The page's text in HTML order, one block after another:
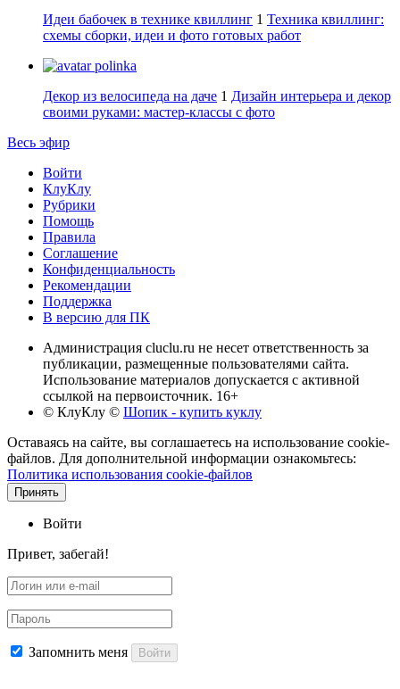
Идеи бабочек в технике квиллинг 1 Техника квиллинг:
схемы сборки, идеи и фото готовых работ
polinka
Декор из велосипеда на даче 1 Дизайн интерьера и декор
своими руками: мастер-классы с фото
Весь эфир
Войти
КлуКлу
Рубрики
Помощь
Правила
Соглашение
Конфиденциальность
Рекомендации
Поддержка
В версию для ПК
Администрация cluclu.ru не несет ответственность за
публикации, размещенные пользователями сайта.
Использование материалов допускается с активной
ссылкой на первоисточник. 16+
© КлуКлу © Шопик - купить куклу
Оставаясь на сайте, вы соглашаетесь на использование cookie-
файлов. Для дополнительной информации ознакомьтесь:
Политика использования cookie-файлов
Принять
Войти
Привет, забегай!
Запомнить меня Войти